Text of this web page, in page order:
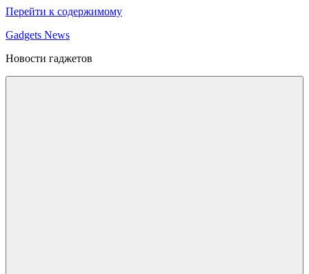
Перейти к содержимому
Gadgets News
Новости гаджетов